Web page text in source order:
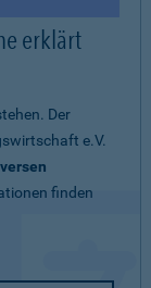
erklärt
Der
e.V.
finden